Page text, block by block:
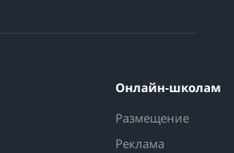
Онлайн-школам
Размещение
Реклама